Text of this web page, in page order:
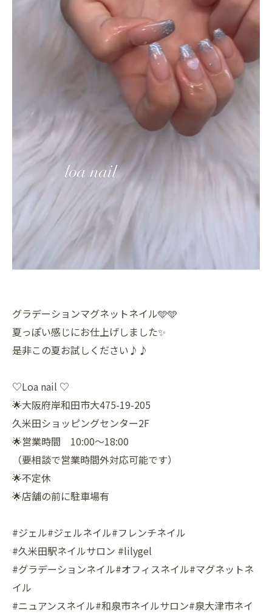
グラデーションマグネットネイル🩵🩵
夏っぽい感じにお仕上げしました✨
是非この夏お試しください♪♪
♡Loa nail ♡
🌟大阪府岸和田市大475-19-205
久米田ショッピングセンター2F
🌟営業時間 10:00〜18:00
（要相談で営業時間外対応可能です）
🌟不定休
🌟店舗の前に駐車場有
#ジェル#ジェルネイル#フレンチネイル
#久米田駅ネイルサロン #lilygel
#グラデーションネイル#オフィスネイル#マグネットネ
イル
#ニュアンスネイル#和泉市ネイルサロン#泉大津市ネイ